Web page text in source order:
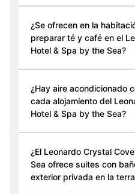
¿Se ofrecen en la
preparar té y café en el
Hotel & Spa by the Sea?
¿Hay aire acondicionado
cada alojamiento del
Hotel & Spa by the Sea?
¿El Leonardo Crystal
Sea ofrece suites con
exterior privada en la